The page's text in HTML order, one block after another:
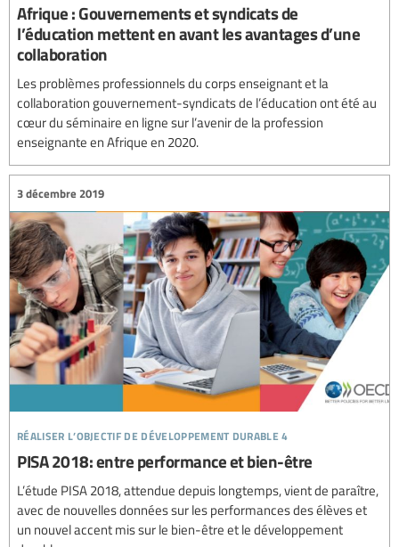
Afrique : Gouvernements et syndicats de
l’éducation mettent en avant les avantages d’une
collaboration
Les problèmes professionnels du corps enseignant et la
collaboration gouvernement-syndicats de l’éducation ont été au
cœur du séminaire en ligne sur l’avenir de la profession
enseignante en Afrique en 2020.
réaliser l’objectif de développement durable 4
3 décembre 2019
PISA 2018: entre performance et bien-être
L’étude PISA 2018, attendue depuis longtemps, vient de paraître,
avec de nouvelles données sur les performances des élèves et
un nouvel accent mis sur le bien-être et le développement